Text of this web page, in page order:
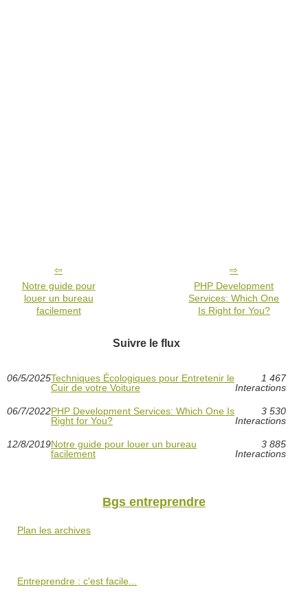
Notre guide pour
louer un bureau
facilement
PHP Development
Services: Which One
Is Right for You?
Suivre le flux
06/5/2025Techniques Écologiques pour Entretenir le
Cuir de votre Voiture
1 467
Interactions
06/7/2022PHP Development Services: Which One Is
Right for You?
3 530
Interactions
12/8/2019Notre guide pour louer un bureau
facilement
3 885
Interactions
Bgs entreprendre
Plan les archives
Entreprendre : c'est facile...